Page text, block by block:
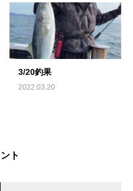
3/20釣果
2022.03.20
ト